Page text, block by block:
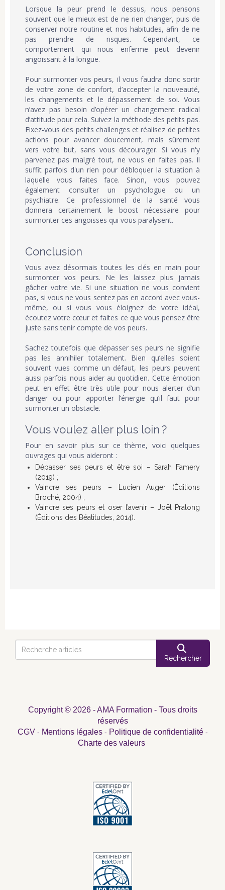
Lorsque la peur prend le dessus, nous pensons
souvent que le mieux est de ne rien changer, puis de
conserver notre routine et nos habitudes, afin de ne
pas prendre de risques. Cependant, ce
comportement qui nous enferme peut devenir
angoissant à la longue.
Pour surmonter vos peurs, il vous faudra donc sortir
de votre zone de confort, d’accepter la nouveauté,
les changements et le dépassement de soi. Vous
n’avez pas besoin d’opérer un changement radical
d’attitude pour cela. Suivez la méthode des petits pas.
Fixez-vous des petits challenges et réalisez de petites
actions pour avancer doucement, mais sûrement
vers votre but, sans vous décourager. Si vous n'y
parvenez pas malgré tout, ne vous en faites pas. Il
suffit parfois d'un rien pour débloquer la situation à
laquelle vous faites face. Sinon, vous pouvez
également consulter un psychologue ou un
psychiatre. Ce professionnel de la santé vous
donnera certainement le boost nécessaire pour
surmonter ces angoisses qui vous paralysent.
Conclusion
Vous avez désormais toutes les clés en main pour
surmonter vos peurs. Ne les laissez plus jamais
gâcher votre vie. Si une situation ne vous convient
pas, si vous ne vous sentez pas en accord avec vous-
même, ou si vous vous éloignez de votre idéal,
écoutez votre cœur et faites ce que vous pensez être
juste sans tenir compte de vos peurs.
Sachez toutefois que dépasser ses peurs ne signifie
pas les annihiler totalement. Bien qu’elles soient
souvent vues comme un défaut, les peurs peuvent
aussi parfois nous aider au quotidien. Cette émotion
peut en effet être très utile pour nous alerter d’un
danger ou pour apporter l’énergie qu’il faut pour
surmonter un obstacle.
Vous voulez aller plus loin ?
Pour en savoir plus sur ce thème, voici quelques
ouvrages qui vous aideront :
Dépasser ses peurs et être soi – Sarah Famery
(2019) ;
Vaincre ses peurs – Lucien Auger (Éditions
Broché, 2004) ;
Vaincre ses peurs et oser l’avenir – Joël Pralong
(Éditions des Béatitudes, 2014).
Rechercher
Copyright © 2026 - AMA Formation - Tous droits
réservés
CGV - Mentions légales- Politique de confidentialité-
Charte des valeurs